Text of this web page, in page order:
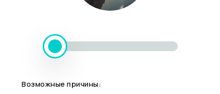
Возможные причины: